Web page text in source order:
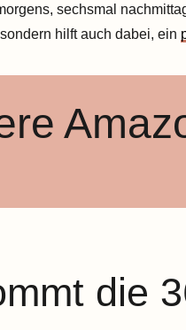
sechsmal
hilft auch dabei, ein
die